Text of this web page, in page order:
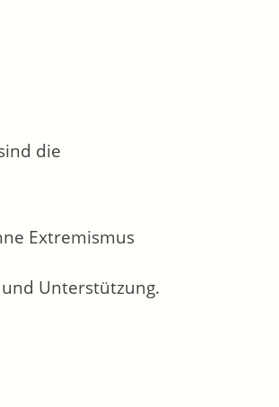
die
Extremismus
Unterstützung.